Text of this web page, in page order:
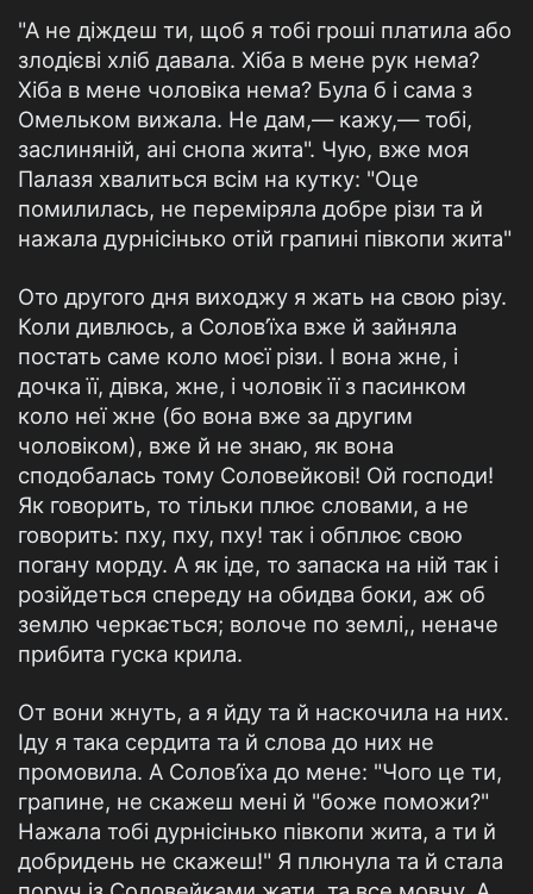
"А не діждеш ти, щоб я тобі гроші платила або
злодієві хліб давала. Хіба в мене рук нема?
Хіба в мене чоловіка нема? Була б і сама з
Омельком вижала. Не дам,— кажу,— тобі,
заслиняній, ані снопа жита". Чую, вже моя
Палазя хвалиться всім на кутку: "Оце
помилилась, не переміряла добре різи та й
нажала дурнісінько отій грапині півкопи жита"
Ото другого дня виходжу я жать на свою різу.
Коли дивлюсь, а Солов’їха вже й зайняла
постать саме коло моєї різи. І вона жне, і
дочка її, дівка, жне, і чоловік її з пасинком
коло неї жне (бо вона вже за другим
чоловіком), вже й не знаю, як вона
сподобалась тому Соловейкові! Ой господи!
Як говорить, то тільки плює словами, а не
говорить: пху, пху, пху! так і обплює свою
погану морду. А як іде, то запаска на ній так і
розійдеться спереду на обидва боки, аж об
землю черкається; волоче по землі,, неначе
прибита гуска крила.
От вони жнуть, а я йду та й наскочила на них.
Іду я така сердита та й слова до них не
промовила. А Солов’їха до мене: "Чого це ти,
грапине, не скажеш мені й "боже поможи?"
Нажала тобі дурнісінько півкопи жита, а ти й
добридень не скажеш!" Я плюнула та й стала